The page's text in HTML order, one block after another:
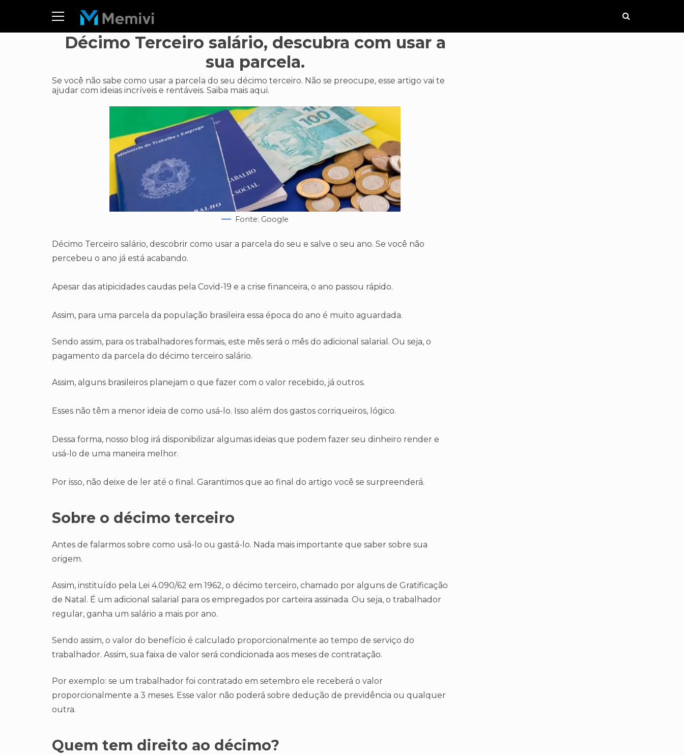
Décimo Terceiro salário, descubra com usar a
sua parcela.
Se você não sabe como usar a parcela do seu décimo terceiro. Não se preocupe, esse artigo vai te
ajudar com ideias incríveis e rentáveis. Saiba mais aqui.
Fonte: Google
Décimo Terceiro salário, descobrir como usar a parcela do seu e salve o seu ano. Se você não
percebeu o ano já está acabando.
Apesar das atipicidades caudas pela Covid-19 e a crise financeira, o ano passou rápido.
Assim, para uma parcela da população brasileira essa época do ano é muito aguardada.
Sendo assim, para os trabalhadores formais, este mês será o mês do adicional salarial. Ou seja, o
pagamento da parcela do décimo terceiro salário.
Assim, alguns brasileiros planejam o que fazer com o valor recebido, já outros.
Esses não têm a menor ideia de como usá-lo. Isso além dos gastos corriqueiros, lógico.
Dessa forma, nosso blog irá disponibilizar algumas ideias que podem fazer seu dinheiro render e
usá-lo de uma maneira melhor.
Por isso, não deixe de ler até o final. Garantimos que ao final do artigo você se surpreenderá.
Sobre o décimo terceiro
Antes de falarmos sobre como usá-lo ou gastá-lo. Nada mais importante que saber sobre sua
origem.
Assim, instituído pela Lei 4.090/62 em 1962, o décimo terceiro, chamado por alguns de Gratificação
de Natal. É um adicional salarial para os empregados por carteira assinada. Ou seja, o trabalhador
regular, ganha um salário a mais por ano.
Sendo assim, o valor do benefício é calculado proporcionalmente ao tempo de serviço do
trabalhador. Assim, sua faixa de valor será condicionada aos meses de contratação.
Por exemplo: se um trabalhador foi contratado em setembro ele receberá o valor
proporcionalmente a 3 meses. Esse valor não poderá sobre dedução de previdência ou qualquer
outra.
Quem tem direito ao décimo?